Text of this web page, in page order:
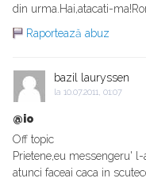
din urma.Hai,atacati-
Raportează abuz
bazil lauryssen
la 10.07.2011, 01:07
@io
Off topic
Prietene,eu messengeru'
atunci faceai caca in